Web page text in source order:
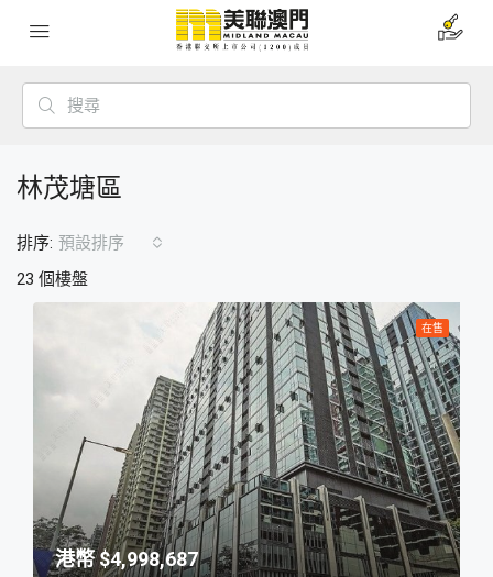
林茂塘區
23 個樓盤
排序: 預設排序
在售
$4,998,687